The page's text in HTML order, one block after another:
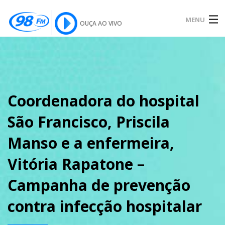
OUÇA AO VIVO MENU
SOBRE
PODCAST
GALERIA
Coordenadora do hospital
São Francisco, Priscila
Manso e a enfermeira,
Vitória Rapatone –
Campanha de prevenção
contra infecção hospitalar